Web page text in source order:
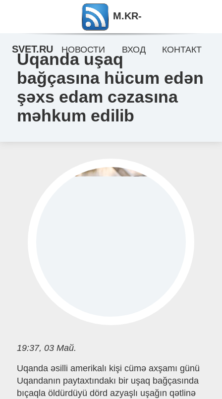
Uqanda uşaq
bağçasına hücum edən
şəxs edam cəzasına
məhkum edilib
19:37, 03 Май.
Uqanda əsilli amerikalı kişi cümə axşamı günü
Uqandanın paytaxtındakı bir uşaq bağçasında
bıçaqla öldürdüyü dörd azyaşlı uşağın qətlinə
M.KR-
SVET.RU НОВОСТИ ВХОД КОНТАКТ